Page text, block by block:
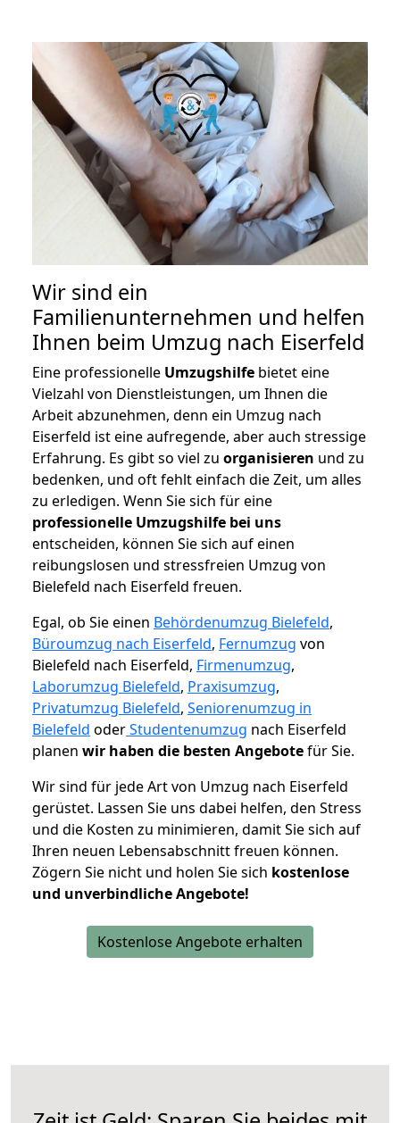
Wir sind ein
Familienunternehmen und helfen
Ihnen beim Umzug nach Eiserfeld
Eine professionelle Umzugshilfe bietet eine
Vielzahl von Dienstleistungen, um Ihnen die
Arbeit abzunehmen, denn ein Umzug nach
Eiserfeld ist eine aufregende, aber auch stressige
Erfahrung. Es gibt so viel zu organisieren und zu
bedenken, und oft fehlt einfach die Zeit, um alles
zu erledigen. Wenn Sie sich für eine
professionelle Umzugshilfe bei uns
entscheiden, können Sie sich auf einen
reibungslosen und stressfreien Umzug von
Bielefeld nach Eiserfeld freuen.
Egal, ob Sie einen Behördenumzug Bielefeld,
Büroumzug nach Eiserfeld, Fernumzug von
Bielefeld nach Eiserfeld, Firmenumzug,
Laborumzug Bielefeld, Praxisumzug,
Privatumzug Bielefeld, Seniorenumzug in
Bielefeld oderStudentenumzug nach Eiserfeld
planen wir haben die besten Angebotefür Sie.
Wir sind für jede Art von Umzug nach Eiserfeld
gerüstet. Lassen Sie uns dabei helfen, den Stress
und die Kosten zu minimieren, damit Sie sich auf
Ihren neuen Lebensabschnitt freuen können.
Zögern Sie nicht und holen Sie sich kostenlose
und unverbindliche Angebote!
Kostenlose Angebote erhalten